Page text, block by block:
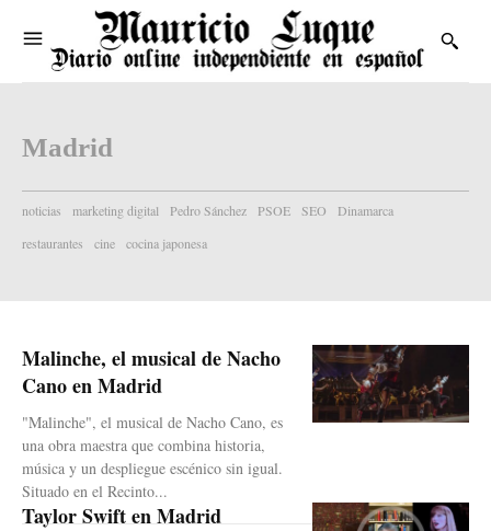
Madrid
noticias marketing digital Pedro Sánchez PSOE SEO
Dinamarca
restaurantes
cine cocina japonesa
Malinche, el musical de Nacho
Cano en Madrid
"Malinche", el musical de Nacho Cano, es
una obra maestra que combina historia,
música y un despliegue escénico sin igual.
Situado en el Recinto...
Taylor Swift en Madrid